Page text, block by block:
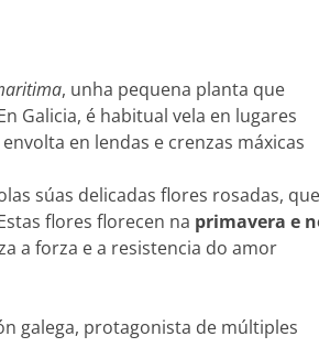
, unha pequena planta que
Galicia, é habitual vela en lugares
en lendas e crenzas máxicas
súas delicadas flores rosadas, que
flores florecen na primavera e
a forza e a resistencia do amor
galega, protagonista de múltiples